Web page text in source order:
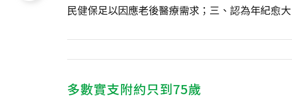
民健保足以因應老後醫療需求；三、認為年紀愈
多數實支附約只到75歲